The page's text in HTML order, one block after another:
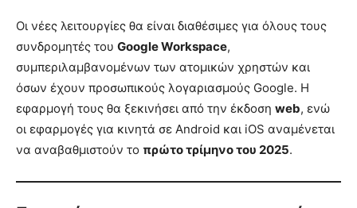
Οι νέες λειτουργίες θα είναι διαθέσιμες για όλους τους
συνδρομητές του Google Workspace,
συμπεριλαμβανομένων των ατομικών χρηστών και
όσων έχουν προσωπικούς λογαριασμούς Google. Η
εφαρμογή τους θα ξεκινήσει από την έκδοση web, ενώ
οι εφαρμογές για κινητά σε Android και iOS αναμένεται
να αναβαθμιστούν το πρώτο τρίμηνο του 2025.